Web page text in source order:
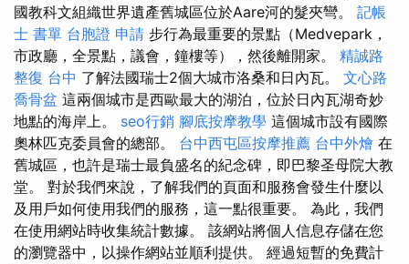
國教科文組織世界遺產舊城區位於Aare河的髮夾彎。 記帳
士 書單 台胞證 申請 步行為最重要的景點（Medvepark，
市政廳，全景點，議會，鐘樓等），然後離開家。 精誠路
整復 台中 了解法國瑞士2個大城市洛桑和日內瓦。 文心路
喬骨盆 這兩個城市是西歐最大的湖泊，位於日內瓦湖奇妙
地點的海岸上。 seo行銷 腳底按摩教學 這個城市設有國際
奧林匹克委員會的總部。 台中西屯區按摩推薦 台中外燴 在
舊城區，也許是瑞士最負盛名的紀念碑，即巴黎圣母院大教
堂。 對於我們來說，了解我們的頁面和服務會發生什麼以
及用戶如何使用我們的服務，這一點很重要。 為此，我們
在使用網站時收集統計數據。 該網站將個人信息存儲在您
的瀏覽器中，以操作網站並順利提供。 經過短暫的免費計